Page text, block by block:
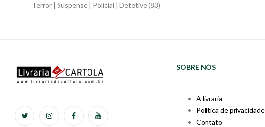
Terror | Suspense | Policial | Detetive(83)
SOBRE NÓS
A livraria
Política de privacidade
Contato